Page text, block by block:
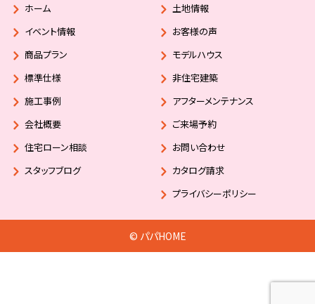
ホーム
イベント情報
商品プラン
標準仕様
施工事例
土地情報
お客様の声
モデルハウス
非住宅建築
アフターメンテナンス
会社概要
住宅ローン相談
スタッフブログ
ご来場予約
お問い合わせ
カタログ請求
プライバシーポリシー
© パパHOME